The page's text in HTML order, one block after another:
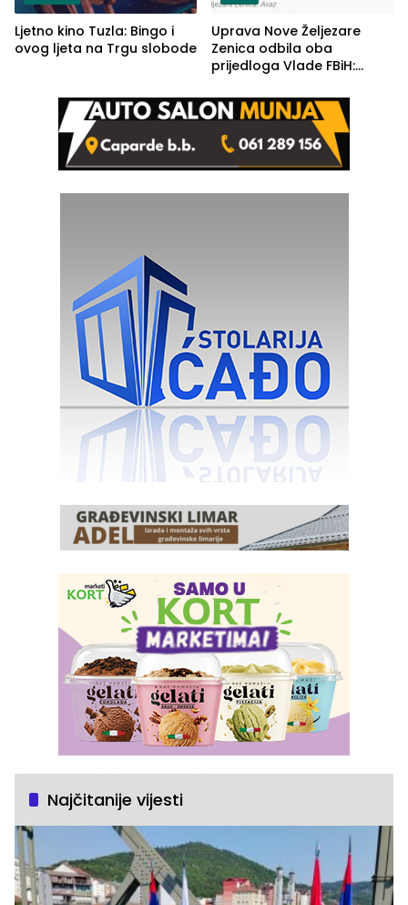
Ljetno kino Tuzla: Bingo i
ovog ljeta na Trgu slobode
Uprava Nove Željezare
Zenica odbila oba
prijedloga Vlade FBiH:
rješenje
Najčitanije vijesti